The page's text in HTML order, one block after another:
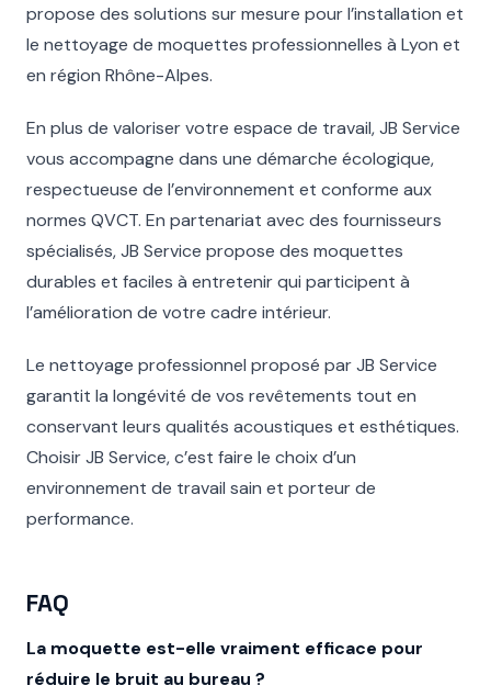
propose des solutions sur mesure pour l’installation et
le nettoyage de moquettes professionnelles à Lyon et
en région Rhône-Alpes.
En plus de valoriser votre espace de travail, JB Service
vous accompagne dans une démarche écologique,
respectueuse de l’environnement et conforme aux
normes QVCT. En partenariat avec des fournisseurs
spécialisés, JB Service propose des moquettes
durables et faciles à entretenir qui participent à
l’amélioration de votre cadre intérieur.
Le nettoyage professionnel proposé par JB Service
garantit la longévité de vos revêtements tout en
conservant leurs qualités acoustiques et esthétiques.
Choisir JB Service, c’est faire le choix d’un
environnement de travail sain et porteur de
performance.
FAQ
La moquette est-elle vraiment efficace pour
réduire le bruit au bureau ?